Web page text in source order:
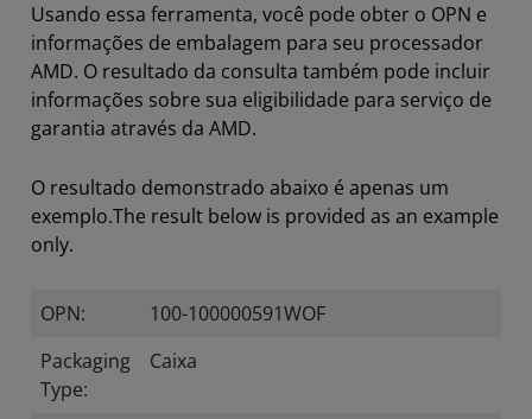
Usando essa ferramenta, você pode obter o OPN e
informações de embalagem para seu processador
AMD. O resultado da consulta também pode incluir
informações sobre sua eligibilidade para serviço de
garantia através da AMD.
O resultado demonstrado abaixo é apenas um
exemplo.The result below is provided as an example
only.
OPN:
100-100000591WOF
Packaging
Type:
Caixa